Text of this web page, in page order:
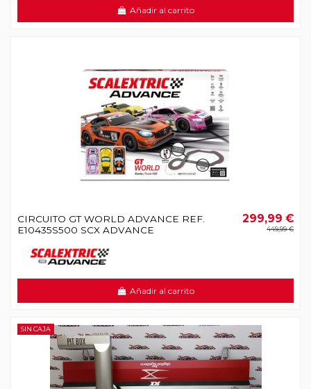
Añadir al carrito
CIRCUITO GT WORLD ADVANCE REF.
E10435S500 SCX ADVANCE
299,99 €
449,99 €
Añadir al carrito
SIN CAJA